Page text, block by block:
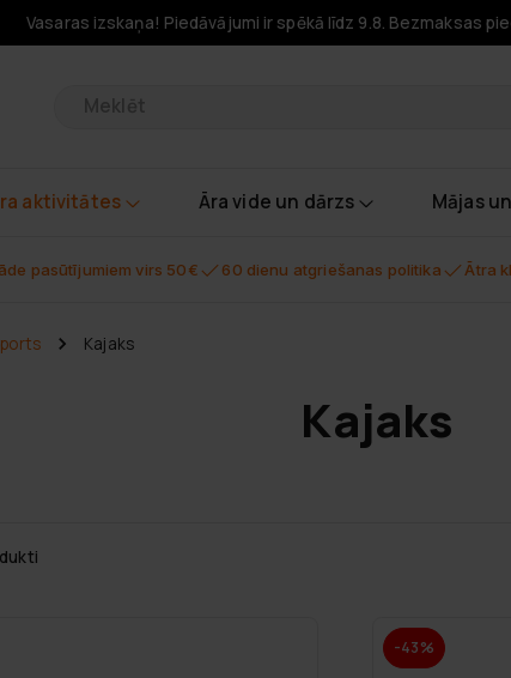
Vasaras izskaņa! Piedāvājumi ir spēkā līdz 9.8. Bezmaksas
aktivitātes Āra vide un dārzs Mājas
pasūtījumiem virs 50€ 60 dienu atgriešanas politika Ātra
Kajaks
Kajaks
-43%